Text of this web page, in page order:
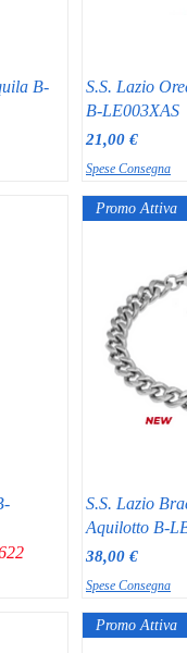
B-
S.S. Lazio
B-LE003XAS
Prezzo
21,00 €
Spese Consegna
Promo Attiva
S.S. Lazio
Aquilotto B-
Prezzo
38,00 €
Spese Consegna
Promo Attiva